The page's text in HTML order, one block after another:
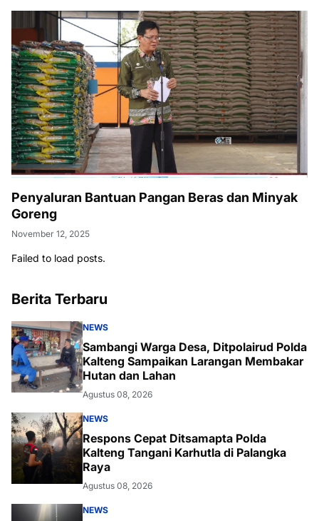
Penyaluran Bantuan Pangan Beras dan Minyak
Goreng
November 12, 2025
Failed to load posts.
Berita Terbaru
NEWS
Sambangi Warga Desa, Ditpolairud Polda
Kalteng Sampaikan Larangan Membakar
Hutan dan Lahan
Agustus 08, 2026
NEWS
Respons Cepat Ditsamapta Polda
Kalteng Tangani Karhutla di Palangka
Raya
Agustus 08, 2026
NEWS